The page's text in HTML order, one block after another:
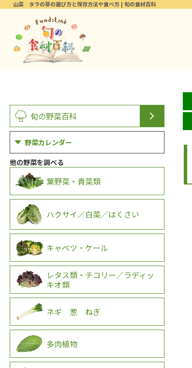
山菜 タラの芽の選び方と保存方法や食べ方 | 旬の食材百科
旬の野菜百科
野菜カレンダー
他の野菜を調べる
葉野菜・青菜類
ハクサイ／白菜／はくさい
キャベツ・ケール
レタス類・チコリー／ラディッ
キオ類
ネギ 葱 ねぎ
多肉植物